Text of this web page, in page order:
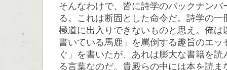
そんなわけで、皆に詩学のバックナンバ
る。これは断固とした命令だ。詩学の
極道に出入りできないものと思え。俺は
書いている馬鹿」を罵倒する趣旨のエッ
ぐ」を書いたが、あれは膨大な書籍を
る言葉なのだ。貴殿らの中には本を読